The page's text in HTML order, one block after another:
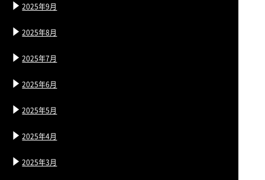
2025年9月
2025年8月
2025年7月
2025年6月
2025年5月
2025年4月
2025年3月